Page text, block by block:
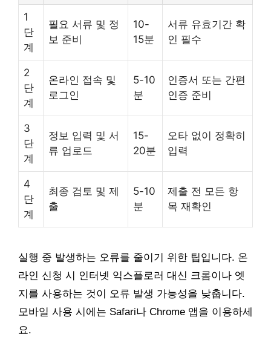
1
단
계
필요 서류 및 정
보 준비
10-
15분
서류 유효기간 확
인 필수
2
단
계
온라인 접속 및
로그인
5-10
분
인증서 또는 간편
인증 준비
3
단
계
정보 입력 및 서
류 업로드
15-
20분
오타 없이 정확히
입력
4
단
계
최종 검토 및 제
출
5-10
분
제출 전 모든 항
목 재확인
실행 중 발생하는 오류를 줄이기 위한 팁입니다. 온
라인 신청 시 인터넷 익스플로러 대신 크롬이나 엣
지를 사용하는 것이 오류 발생 가능성을 낮춥니다.
모바일 사용 시에는 Safari나 Chrome 앱을 이용하세
요.